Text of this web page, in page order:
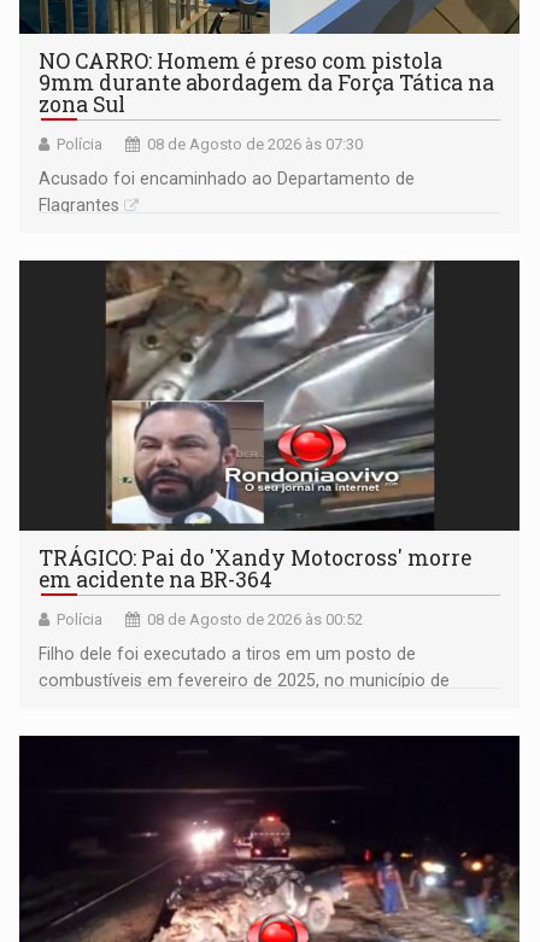
NO CARRO: Homem é preso com pistola
9mm durante abordagem da Força Tática na
zona Sul
Polícia 08 de Agosto de 2026 às 07:30
Acusado foi encaminhado ao Departamento de
Flagrantes
TRÁGICO: Pai do 'Xandy Motocross' morre
em acidente na BR-364
Polícia 08 de Agosto de 2026 às 00:52
Filho dele foi executado a tiros em um posto de
combustíveis em fevereiro de 2025, no município de